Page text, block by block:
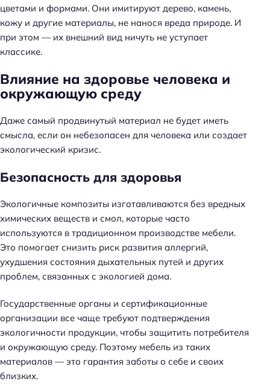
цветами и формами. Они имитируют дерево, камень,
кожу и другие материалы, не нанося вреда природе. И
при этом — их внешний вид ничуть не уступает
классике.
Влияние на здоровье человека и
окружающую среду
Даже самый продвинутый материал не будет иметь
смысла, если он небезопасен для человека или создает
экологический кризис.
Безопасность для здоровья
Экологичные композиты изготавливаются без вредных
химических веществ и смол, которые часто
используются в традиционном производстве мебели.
Это помогает снизить риск развития аллергий,
ухудшения состояния дыхательных путей и других
проблем, связанных с экологией дома.
Государственные органы и сертификационные
организации все чаще требуют подтверждения
экологичности продукции, чтобы защитить потребителя
и окружающую среду. Поэтому мебель из таких
материалов — это гарантия заботы о себе и своих
близких.